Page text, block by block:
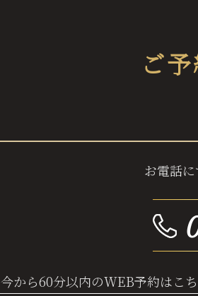
ご
お電話
今から60分以内のWEB予約はこ